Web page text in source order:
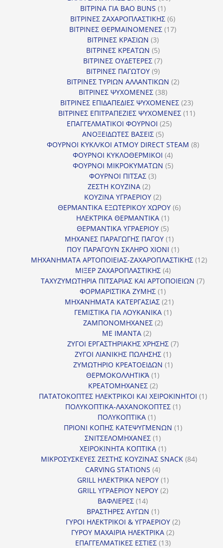
ΒΙΤΡΙΝΑ ΓΙΑ BAO BUNS 11
προϊόν
ΒΙΤΡΙΝΕΣ ΖΑΧΑΡΟΠΛΑΣΤΙΚΗΣ 66
προϊόντα
ΒΙΤΡΙΝΕΣ ΘΕΡΜΑΙΝΟΜΕΝΕΣ 1717
ΒΙΤΡΙΝΕΣ ΚΡΑΣΙΩΝ 33
προϊόντα
ΒΙΤΡΙΝΕΣ ΚΡΕΑΤΩΝ 55
προϊόντα
ΒΙΤΡΙΝΕΣ ΟΥΔΕΤΕΡΕΣ 77
ΒΙΤΡΙΝΕΣ ΠΑΓΩΤΟΥ 99
προϊόντα
ΒΙΤΡΙΝΕΣ ΤΥΡΙΩΝ ΑΛΛΑΝΤΙΚΩΝ 22
ΒΙΤΡΙΝΕΣ ΨΥΧΟΜΕΝΕΣ 3838
προϊόντα
ΒΙΤΡΙΝΕΣ ΕΠΙΔΑΠΕΔΙΕΣ ΨΥΧΟΜΕΝΕΣ 2323
προϊόντα
ΒΙΤΡΙΝΕΣ ΕΠΙΤΡΑΠΕΖΙΕΣ ΨΥΧΟΜΕΝΕΣ 1111
ΕΠΑΓΓΕΛΜΑΤΙΚΟΙ ΦΟΥΡΝΟΙ 2525
ΑΝΟΞΕΙΔΩΤΕΣ ΒΑΣΕΙΣ 55
προϊόντα
ΦΟΥΡΝΟΙ ΚΥΚΛ/ΚΟΙ ΑΤΜΟΥ DIRECT STEAM 88
ΦΟΥΡΝΟΙ ΚΥΚΛΟΘΕΡΜΙΚΟΙ 44
προϊόντα
ΦΟΥΡΝΟΙ ΜΙΚΡΟΚΥΜΑΤΩΝ 55
ΦΟΥΡΝΟΙ ΠΙΤΣΑΣ 33
ΖΕΣΤΗ ΚΟΥΖΙΝΑ 22
προϊόντα
ΚΟΥΖΙΝΑ ΥΓΡΑΕΡΙΟΥ 22
προϊόντα
ΘΕΡΜΑΝΤΙΚΑ ΕΞΩΤΕΡΙΚΟΥ ΧΩΡΟΥ 66
ΗΛΕΚΤΡΙΚΑ ΘΕΡΜΑΝΤΙΚΑ 11
προϊόν
ΘΕΡΜΑΝΤΙΚΑ ΥΓΡΑΕΡΙΟΥ 55
προϊόντα
ΜΗΧΑΝΕΣ ΠΑΡΑΓΩΓΗΣ ΠΑΓΟΥ 11
προϊόν
ΠΟΥ ΠΑΡΑΓΟΥΝ ΣΚΛΗΡΟ ΧΙΟΝΙ 11
προϊόν
ΜΗΧΑΝΗΜΑΤΑ ΑΡΤΟΠΟΙΕΙΑΣ-ΖΑΧΑΡΟΠΛΑΣΤΙΚΗΣ 1212
ΜΙΞΕΡ ΖΑΧΑΡΟΠΛΑΣΤΙΚΗΣ 44
προϊόντα
ΤΑΧΥΖΥΜΩΤΗΡΙΑ ΠΙΤΣΑΡΙΑΣ ΚΑΙ ΑΡΤΟΠΟΙΕΙΩΝ 77
ΦΟΡΜΑΡΙΣΤΙΚΑ ΖΥΜΗΣ 11
προϊόν
ΜΗΧΑΝΗΜΑΤΑ ΚΑΤΕΡΓΑΣΙΑΣ 2121
προϊόντα
ΓΕΜΙΣΤΙΚΑ ΓΙΑ ΛΟΥΚΑΝΙΚΑ 11
ΖΑΜΠΟΝΟΜΗΧΑΝΕΣ 22
ΜΕ ΙΜΑΝΤΑ 22
προϊόντα
ΖΥΓΟΙ ΕΡΓΑΣΤΗΡΙΑΚΗΣ ΧΡΗΣΗΣ 77
ΖΥΓΟΙ ΛΙΑΝΙΚΗΣ ΠΩΛΗΣΗΣ 11
προϊόν
ΖΥΜΩΤΗΡΙΟ ΚΡΕΑΤΟΕΙΔΩΝ 11
ΘΕΡΜΟΚΟΛΛΗΤΙΚΆ 11
προϊόν
ΚΡΕΑΤΟΜΗΧΑΝΕΣ 22
προϊόντα
ΠΑΤΑΤΟΚΟΠΤΕΣ ΗΛΕΚΤΡΙΚΟΙ ΚΑΙ ΧΕΙΡΟΚΙΝΗΤΟΙ 11
ΠΟΛΥΚΟΠΤΙΚΑ-ΛΑΧΑΝΟΚΟΠΤΕΣ 11
ΠΟΛΥΚΟΠΤΙΚΑ 11
προϊόν
ΠΡΙΟΝΙ ΚΟΠΗΣ ΚΑΤΕΨΥΓΜΕΝΩΝ 11
ΣΝΙΤΣΕΛΟΜΗΧΑΝΕΣ 11
προϊόν
ΧΕΙΡΟΚΙΝΗΤΑ ΚΟΠΤΙΚΑ 11
προϊόν
ΜΙΚΡΟΣΥΣΚΕΥΕΣ ΖΕΣΤΗΣ ΚΟΥΖΙΝΑΣ SNACK 8484
CARVING STATIONS 44
προϊόντα
GRILL ΗΛΕΚΤΡΙΚΑ ΝΕΡΟΥ 11
προϊόν
GRILL ΥΓΡΑΕΡΙΟΥ ΝΕΡΟΥ 22
ΒΑΦΛΙΕΡΕΣ 1414
προϊόντα
ΒΡΑΣΤΗΡΕΣ ΑΥΓΩΝ 11
προϊόν
ΓΥΡΟΙ ΗΛΕΚΤΡΙΚΟΙ & ΥΓΡΑΕΡΙΟΥ 22
ΓΥΡΟΥ ΜΑΧΑΙΡΙΑ ΗΛΕΚΤΡΙΚΑ 22
ΕΠΑΓΓΕΛΜΑΤΙΚΕΣ ΕΣΤΙΕΣ 1313